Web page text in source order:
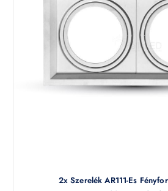
2x Szerelék AR111-Es